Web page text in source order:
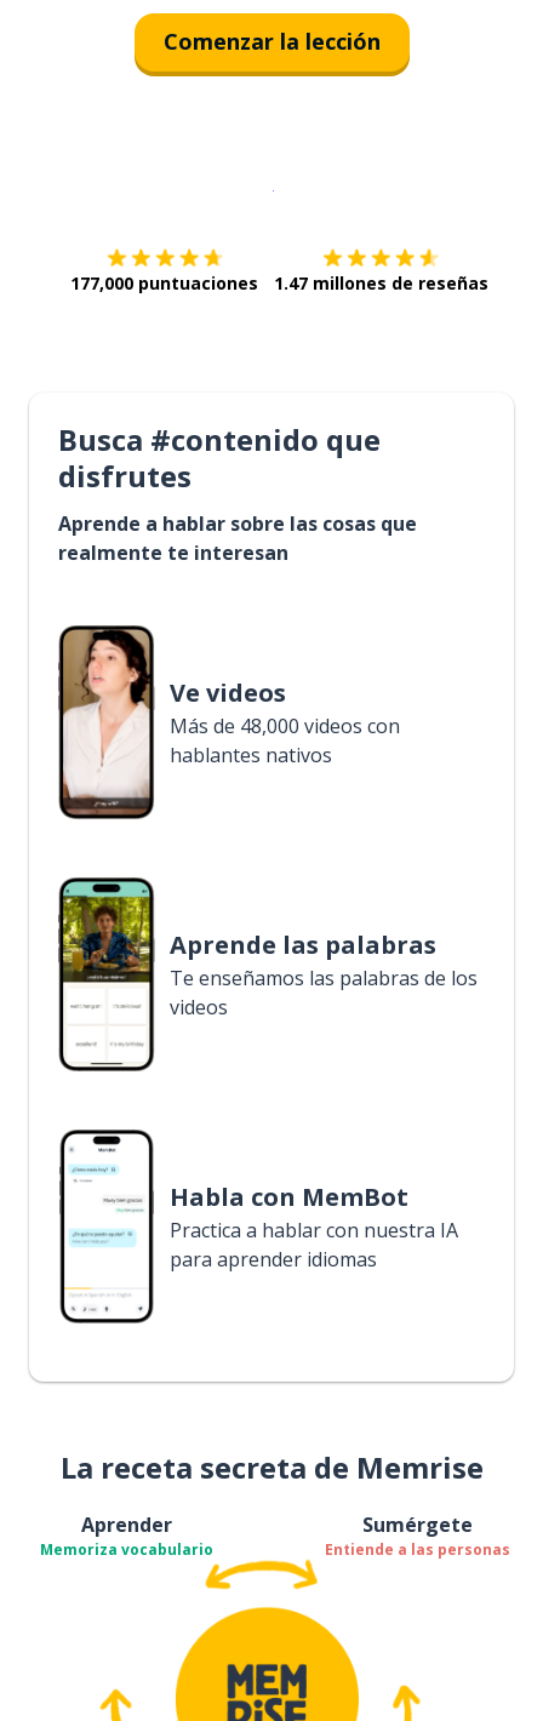
Comenzar la lección
177,000 puntuaciones 1.47 millones de reseñas
Busca #contenido que
disfrutes
Aprende a hablar sobre las cosas que
realmente te interesan
Ve videos
Más de 48,000 videos con
hablantes nativos
Aprende las palabras
Te enseñamos las palabras de los
videos
Habla con MemBot
Practica a hablar con nuestra IA
para aprender idiomas
La receta secreta de Memrise
Aprender
Memoriza vocabulario
Sumérgete
Entiende a las personas